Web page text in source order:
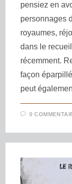
pensiez en
personnages
royaumes,
dans le
récemment.
façon
peut
0